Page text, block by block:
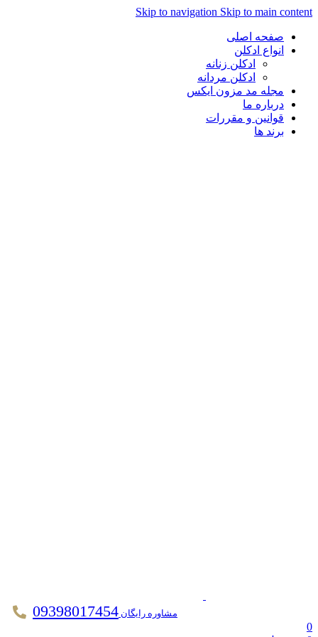
Skip to navigation Skip to main
صفحه اصلی
انواع ادکلن
ادکلن زنانه
ادکلن مردانه
مجله مد مزون ایکس
درباره ما
قوانین و مقررات
برند ها
مشاوره رایگان 09398017454